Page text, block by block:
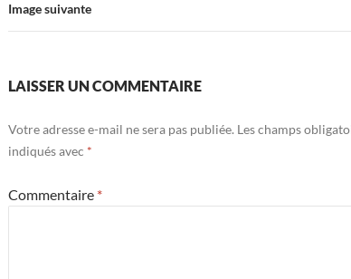
Image suivante
LAISSER UN COMMENTAIRE
Votre adresse e-mail ne sera pas publiée. Les champs
indiqués avec *
Commentaire *